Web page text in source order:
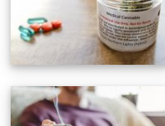
enfants :
à pharmacie